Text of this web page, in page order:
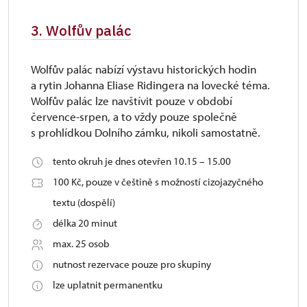
3. Wolfův palác
Wolfův palác nabízí výstavu historických hodin
a rytin Johanna Eliase Ridingera na lovecké téma.
Wolfův palác lze navštívit pouze v období
července-srpen, a to vždy pouze společně
s prohlídkou Dolního zámku, nikoli samostatně.
tento okruh je dnes otevřen 10.15 – 15.00
100 Kč, pouze v češtině s možností cizojazyčného
textu (dospělí)
délka 20 minut
max. 25 osob
nutnost rezervace pouze pro skupiny
lze uplatnit permanentku